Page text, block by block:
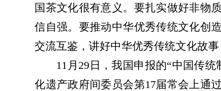
国茶文化很有意义。要扎实做好非物
信自强。要推动中华优秀传统文化创
交流互鉴，讲好中华优秀传统文化故
11月29日，我国申报的“中国传统
化遗产政府间委员会第17届常会上通